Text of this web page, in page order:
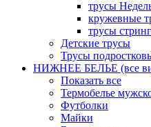
трусы
кружевные
трусы
Детские трусы
Трусы
НИЖНЕЕ БЕЛЬЕ (все
Показать все
Термобелье
Футболки
Майки